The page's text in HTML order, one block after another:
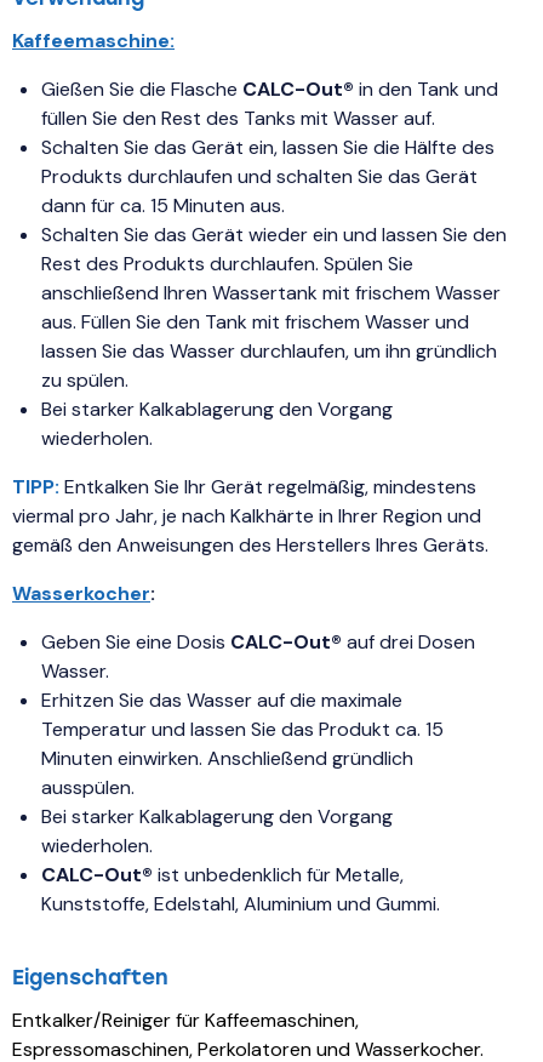
Kaffeemaschine:
Gießen Sie die Flasche CALC-Out® in den Tank und
füllen Sie den Rest des Tanks mit Wasser auf.
Schalten Sie das Gerät ein, lassen Sie die Hälfte des
Produkts durchlaufen und schalten Sie das Gerät
dann für ca. 15 Minuten aus.
Schalten Sie das Gerät wieder ein und lassen Sie den
Rest des Produkts durchlaufen. Spülen Sie
anschließend Ihren Wassertank mit frischem Wasser
aus. Füllen Sie den Tank mit frischem Wasser und
lassen Sie das Wasser durchlaufen, um ihn gründlich
zu spülen.
Bei starker Kalkablagerung den Vorgang
wiederholen.
TIPP: Entkalken Sie Ihr Gerät regelmäßig, mindestens
viermal pro Jahr, je nach Kalkhärte in Ihrer Region und
gemäß den Anweisungen des Herstellers Ihres Geräts.
Wasserkocher:
Geben Sie eine Dosis CALC-Out® auf drei Dosen
Wasser.
Erhitzen Sie das Wasser auf die maximale
Temperatur und lassen Sie das Produkt ca. 15
Minuten einwirken. Anschließend gründlich
ausspülen.
Bei starker Kalkablagerung den Vorgang
wiederholen.
CALC-Out® ist unbedenklich für Metalle,
Kunststoffe, Edelstahl, Aluminium und Gummi.
Eigenschaften
Entkalker/Reiniger für Kaffeemaschinen,
Espressomaschinen, Perkolatoren und Wasserkocher.